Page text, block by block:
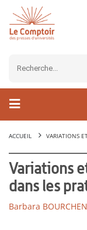
ACCUEIL VARIATIONS
Variations
dans les
Barbara